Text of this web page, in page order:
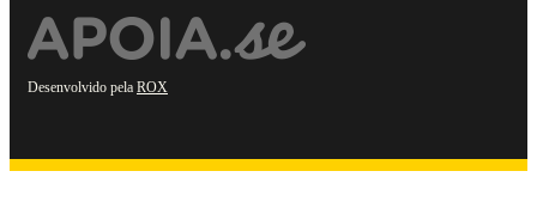
Desenvolvido pela ROX